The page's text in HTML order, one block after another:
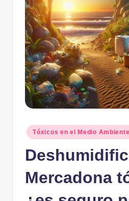
Posted
in
Tóxicos en el Medio Ambiente
Mercadona